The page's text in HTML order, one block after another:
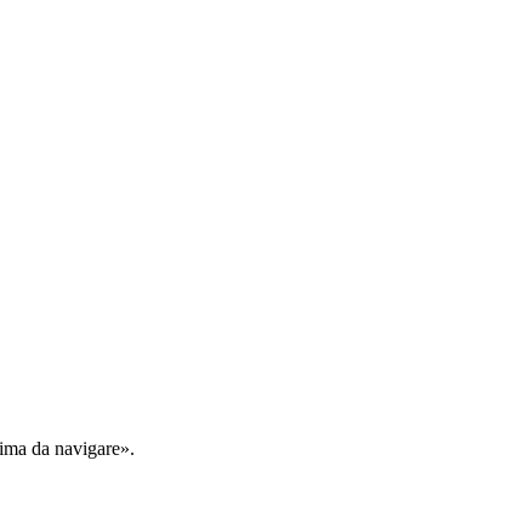
da navigare».